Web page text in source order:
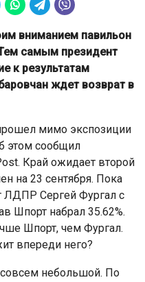
вниманием павильон
самым президент
к результатам
ждет возврат в
мимо экспозиции
этом сообщил
Край ожидает второй
на 23 сентября. Пока
ЛДПР Сергей Фургал с
Шпорт набрал 35.62%.
Шпорт, чем Фургал.
впереди него?
небольшой. По